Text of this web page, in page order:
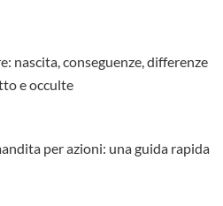
nascita, conseguenze, differenze
e occulte
per azioni: una guida rapida